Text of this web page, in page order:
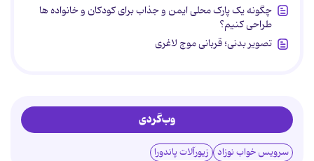
چگونه یک پارک محلی ایمن و جذاب برای کودکان و خانواده ها
طراحی کنیم؟
تصویر بدنی؛ قربانی موج لاغری
وب‌گردی
سرویس خواب نوزاد زیورآلات پاندورا